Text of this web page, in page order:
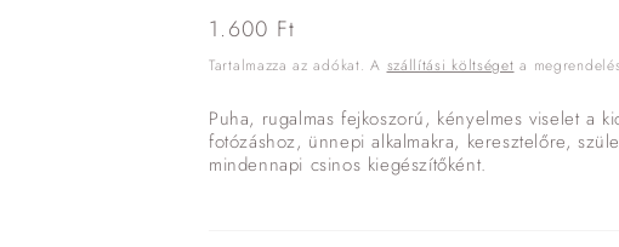
Normál
ár
1.600 Ft
Tartalmazza az adókat. A szállítási költséget a
Puha, rugalmas fejkoszorú, kényelmes viselet a
fotózáshoz, ünnepi alkalmakra, keresztelőre,
mindennapi csinos kiegészítőként.